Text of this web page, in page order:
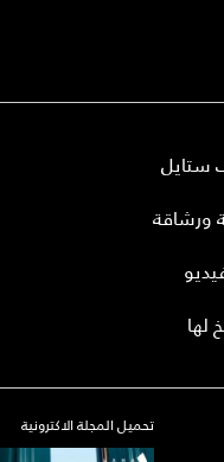
ستايل
ورشاقة
لها
تحميل المجلة الاكترونية